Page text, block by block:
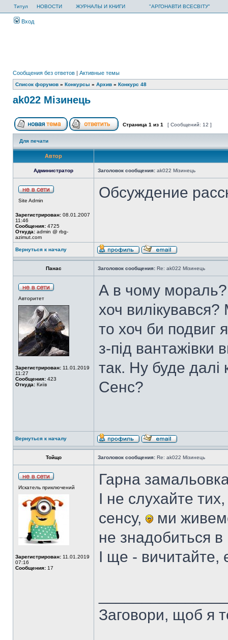
Титул НОВОСТИ ЖУРНАЛЫ И КНИГИ "АРГОНАВТИ ВСЕСВІТУ"
Вход
Сообщения без ответов | Активные темы
Список форумов » Конкурсы » Архив » Конкурс 48
ak022 Мізинець
Страница 1 из 1 [ Сообщений: 12 ]
Для печати
Автор
Администратор Заголовок сообщения: ak022 Мізинець
Site Admin
Зарегистрирован: 08.01.2007
11:46
Сообщения: 4725
Откуда: admin @ rbg-
azimut.com
Обсуждение
Вернуться к началу
Панас Заголовок сообщения: Re: ak022 Мізинець
Авторитет
Зарегистрирован: 11.01.2019
11:27
Сообщения: 423
Откуда: Київ
А в чому мораль?
хоч
то хоч би подвиг
з-під вантажівки
так. Ну буде далі
Сенс?
Вернуться к началу
Тойщо Заголовок сообщения: Re: ak022 Мізинець
Искатель приключений
Зарегистрирован: 11.01.2019
07:16
Сообщения: 17
Гарна
І не слухайте
сенсу,
ми
не знадобиться
І ще - вичитайте,
Заговори, щоб я